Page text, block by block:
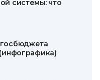
системы: что